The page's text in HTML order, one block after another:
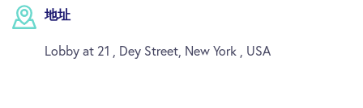
地址
Lobby at 21 , Dey Street, New York , USA